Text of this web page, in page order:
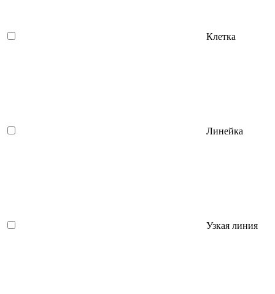
Клетка
Линейка
Узкая линия